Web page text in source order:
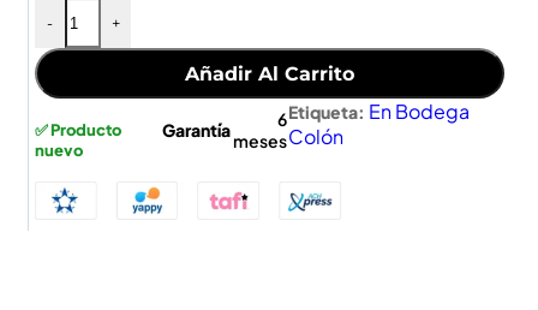
- +
Añadir Al Carrito
✅ Producto
nuevo
Garantía
6
meses
Etiqueta: En Bodega
Colón